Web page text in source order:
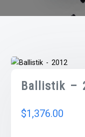
Ballistik –
$1,376.00